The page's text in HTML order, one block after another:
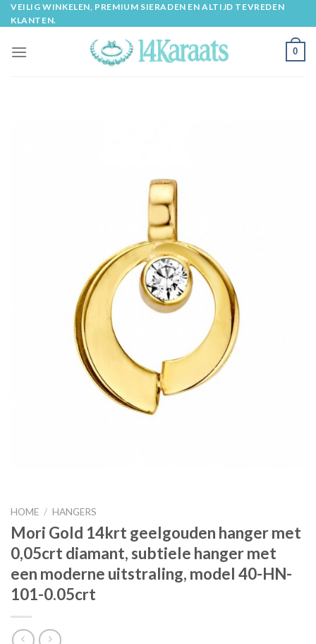
Skip
to
VEILIG WINKELEN, PREMIUM SIERADEN EN ALTIJD TEVREDEN
KLANTEN.
0
HOME / HANGERS
Mori Gold 14krt geelgouden hanger met
0,05crt diamant, subtiele hanger met
een moderne uitstraling, model 40-HN-
101-0.05crt